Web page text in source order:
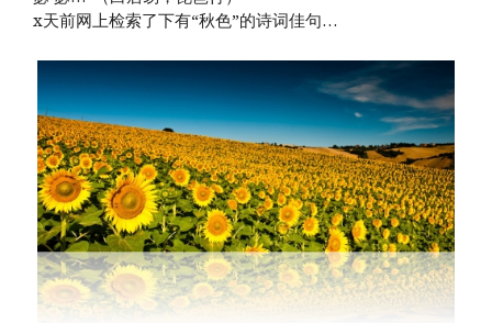
x天前网上检索了下有“秋色”的诗词佳句…